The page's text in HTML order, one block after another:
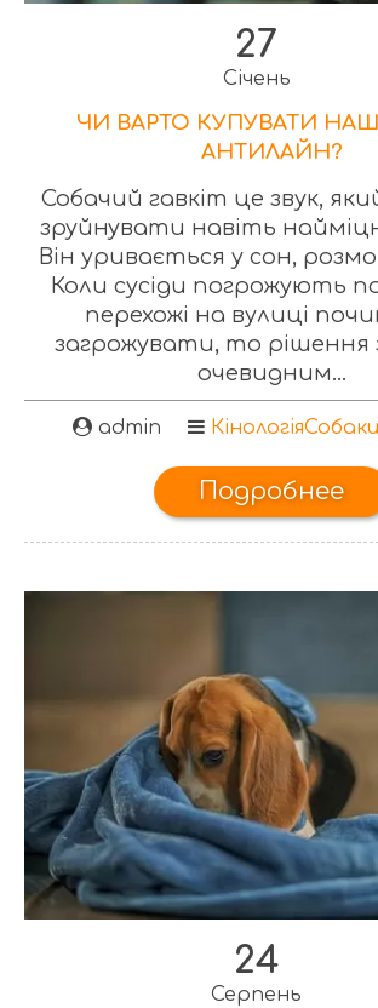
27
Січень
ЧИ ВАРТО КУПУВАТИ
АНТИЛАЙН?
Собачий гавкіт це звук,
зруйнувати навіть
Він уривається у сон,
Коли сусіди погрожують
перехожі на вулиці
загрожувати, то рішення
очевидним...
admin КінологіяСобаки
Подробнее
24
Серпень